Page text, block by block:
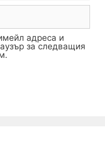
адреса и
за следващия